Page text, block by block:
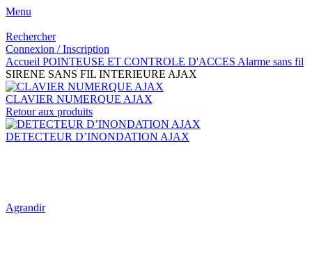
Menu
Rechercher
Connexion / Inscription
Accueil POINTEUSE ET CONTROLE D'ACCES Alarme sans fil
SIRENE SANS FIL INTERIEURE AJAX
CLAVIER NUMERQUE AJAX
Retour aux produits
DETECTEUR D’INONDATION AJAX
Agrandir